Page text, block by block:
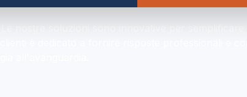
nostre soluzioni sono innovative per
è dedicato a fornire risposte professionali e